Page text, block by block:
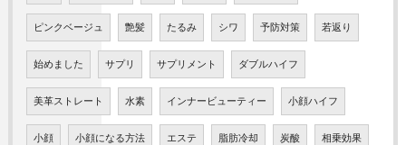
ピンクベージュ 艶髪 たるみ シワ 予防対策 若返り
始めました サプリ サプリメント ダブルハイフ
美革ストレート 水素 インナービューティー 小顔ハイフ
小顔 小顔になる方法 エステ 脂肪冷却 炭酸 相乗効果